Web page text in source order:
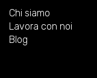
Chi siamo
Lavora con noi
Blog